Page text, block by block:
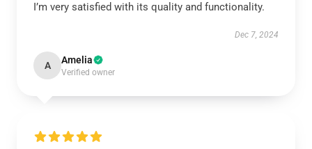
I’m very satisfied with its quality and functionality.
Dec 7, 2024
A Amelia
Verified owner